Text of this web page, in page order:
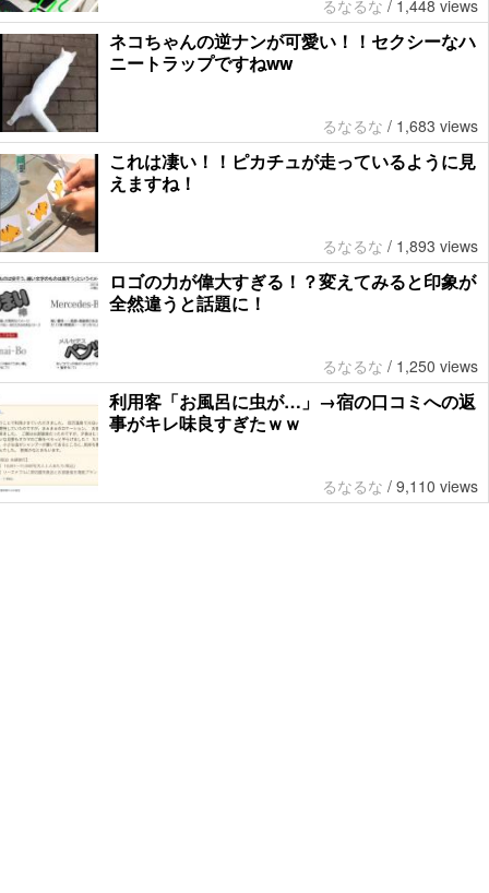
るなるな / 1,448 views
ネコちゃんの逆ナンが可愛い！！セクシーなハ
ニートラップですねww
るなるな / 1,683 views
これは凄い！！ピカチュが走っているように見
えますね！
るなるな / 1,893 views
ロゴの力が偉大すぎる！？変えてみると印象が
全然違うと話題に！
るなるな / 1,250 views
利用客「お風呂に虫が…」→宿の口コミへの返
事がキレ味良すぎたｗｗ
るなるな / 9,110 views